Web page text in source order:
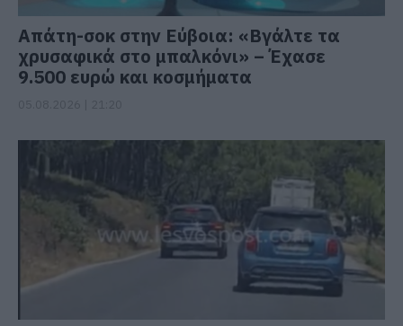
Απάτη-σοκ στην Εύβοια: «Βγάλτε τα
χρυσαφικά στο μπαλκόνι» – Έχασε
9.500 ευρώ και κοσμήματα